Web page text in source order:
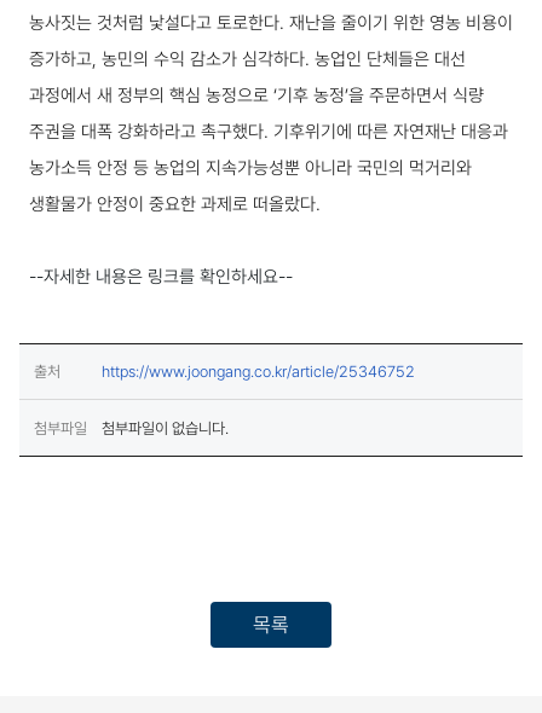
농사짓는 것처럼 낯설다고 토로한다. 재난을 줄이기 위한 영농 비용이
증가하고, 농민의 수익 감소가 심각하다. 농업인 단체들은 대선
과정에서 새 정부의 핵심 농정으로 ‘기후 농정’을 주문하면서 식량
주권을 대폭 강화하라고 촉구했다. 기후위기에 따른 자연재난 대응과
농가소득 안정 등 농업의 지속가능성뿐 아니라 국민의 먹거리와
생활물가 안정이 중요한 과제로 떠올랐다.
--자세한 내용은 링크를 확인하세요--
출처 https://www.joongang.co.kr/article/25346752
첨부파일 첨부파일이 없습니다.
목록